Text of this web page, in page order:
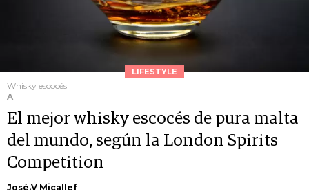
LIFESTYLE
Whisky escocés
A
El mejor whisky escocés de pura malta
del mundo, según la London Spirits
Competition
José.V Micallef